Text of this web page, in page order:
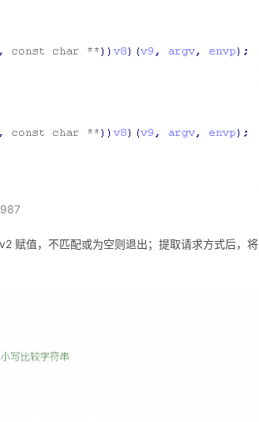
赋值，不匹配或为空则退出；提取请求方式后，将